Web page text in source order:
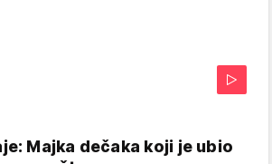
Majka dečaka koji je ubio